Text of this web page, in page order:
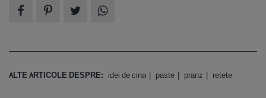
ALTE ARTICOLE DESPRE: idei de cina paste pranz retete